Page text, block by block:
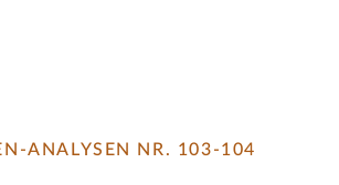
ANALYSEN NR. 103-104